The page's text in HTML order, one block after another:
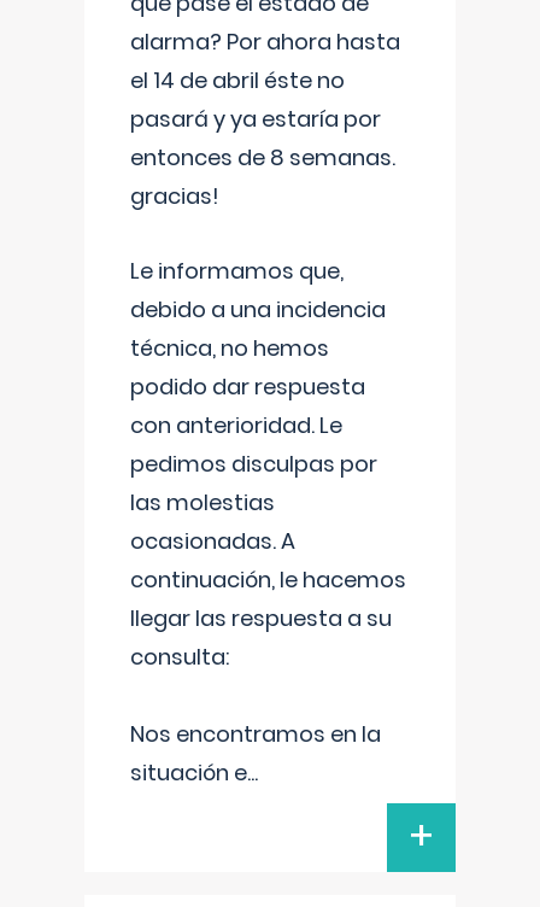
alarma? Por ahora hasta
el 14 de abril éste no
pasará y ya estaría por
entonces de 8 semanas.
gracias!
Le informamos que,
debido a una incidencia
técnica, no hemos
podido dar respuesta
con anterioridad. Le
pedimos disculpas por
las molestias
ocasionadas. A
continuación, le hacemos
llegar las respuesta a su
consulta:
Nos encontramos en la
situación e...
+